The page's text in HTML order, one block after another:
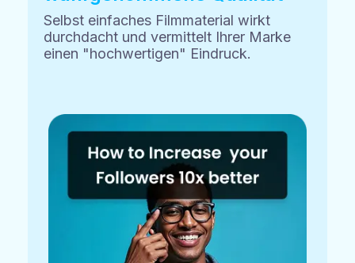
Selbst einfaches Filmmaterial wirkt
durchdacht und vermittelt Ihrer Marke
einen "hochwertigen" Eindruck.